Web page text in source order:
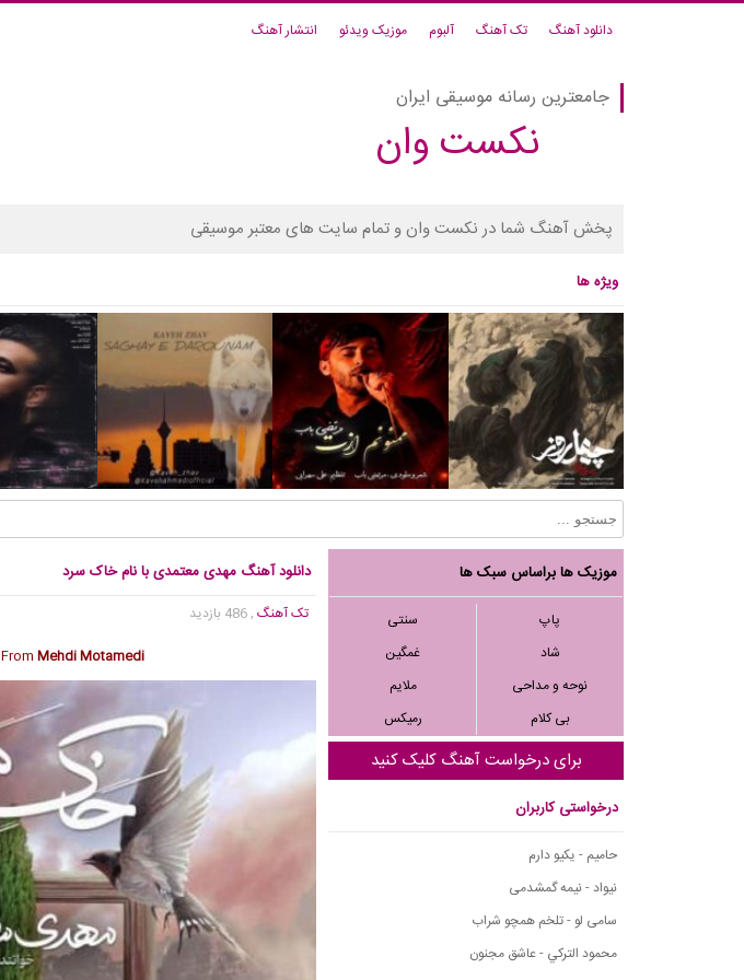
دانلود آهنگ تک آهنگ آلبوم موزیک ویدئو انتشار آهنگ
جامعترین رسانه موسیقی ایران
نکست وان
پخش آهنگ شما در نکست وان و تمام سایت های معتبر موسیقی
ویژه ها
موزیک ها براساس سبک ها
پاپ
سنتی
شاد
غمگین
نوحه و مداحی
ملایم
بی کلام
رمیکس
برای درخواست آهنگ کلیک کنید
درخواستی کاربران
حامیم - یکیو دارم
نیواد - نیمه گمشدمی
سامی لو - تلخم همچو شراب
محمود التركي - عاشق مجنون
دانلود آهنگ مهدی معتمدی با نام خاک سرد
تک آهنگ, 486 بازدید
FromMehdi Motamedi